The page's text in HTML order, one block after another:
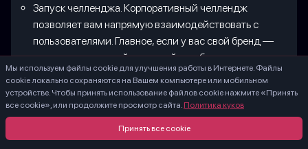
Запуск челленджа. Корпоративный челлендж
позволяет вам напрямую взаимодействовать с
пользователями. Главное, если у вас свой бренд —
придумать хороший сценарий и добавить
актуальные хештеги. Если сделать правила
простыми и понятными, охват увеличивать быстро.
Часто такие кампании выходить в reels и shorts
через кросс постинг.
Мы используем файлы cookie для улучшения работы в Интернете. Файлы
cookie локально сохраняются на Вашем компьютере или мобильном
устройстве. Чтобы принять использование файлов cookie нажмите «Принять
все cookie», или продолжите просмотр сайта. Политика куков
Принять все cookie